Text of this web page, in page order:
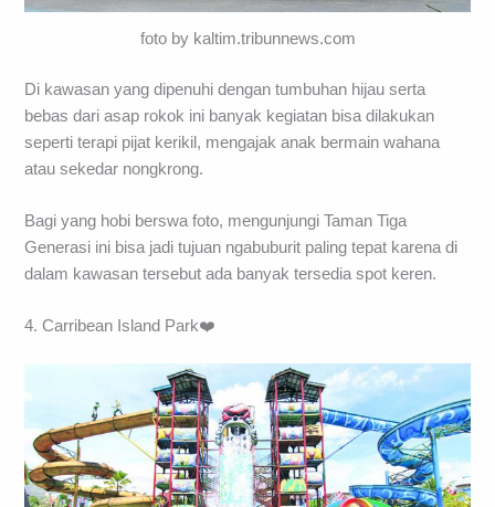
foto by kaltim.tribunnews.com
Di kawasan yang dipenuhi dengan tumbuhan hijau serta
bebas dari asap rokok ini banyak kegiatan bisa dilakukan
seperti terapi pijat kerikil, mengajak anak bermain wahana
atau sekedar nongkrong.
Bagi yang hobi berswa foto, mengunjungi Taman Tiga
Generasi ini bisa jadi tujuan ngabuburit paling tepat karena di
dalam kawasan tersebut ada banyak tersedia spot keren.
4. Carribean Island Park❤️